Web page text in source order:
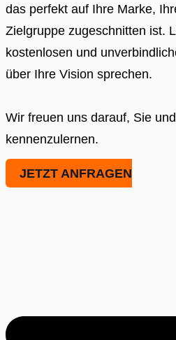
das perfekt auf Ihre Marke,
Zielgruppe zugeschnitten ist.
kostenlosen und
über Ihre Vision sprechen.
Wir freuen uns darauf, Sie
kennenzulernen.
JETZT ANFRAGEN